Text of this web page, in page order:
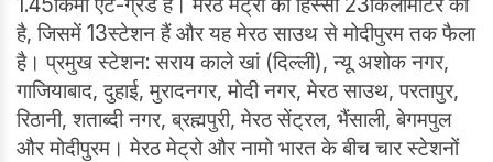
है, जिसमें 13स्टेशन हैं और यह मेरठ साउथ से मोदीपुरम तक फैला
है। प्रमुख स्टेशन: सराय काले खां (दिल्ली), न्यू अशोक नगर,
गाजियाबाद, दुहाई, मुरादनगर, मोदी नगर, मेरठ साउथ, परतापुर,
रिठानी, शताब्दी नगर, ब्रह्मपुरी, मेरठ सेंट्रल, भैंसाली, बेगमपुल
और मोदीपुरम। मेरठ मेट्रो और नामो भारत के बीच चार स्टेशनों